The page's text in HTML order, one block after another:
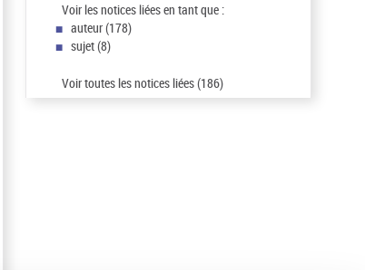
Voir les notices liées en tant que :
auteur (178)
sujet (8)
Voir toutes les notices liées (186)